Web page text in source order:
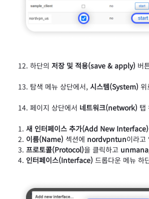
하단의 저장 및 적용(save & apply) 버
탐색 메뉴 상단에서, 시스템(System) 위
페이지 상단에서 네트워크(network) 탭
1. 새 인터페이스 추가(Add New Interface)
2. 이름(Name) 섹션에 nordvpntun이라고
3. 프로토콜(Protocol)을 클릭하고
4. 인터페이스(Interface) 드롭다운 메뉴 하